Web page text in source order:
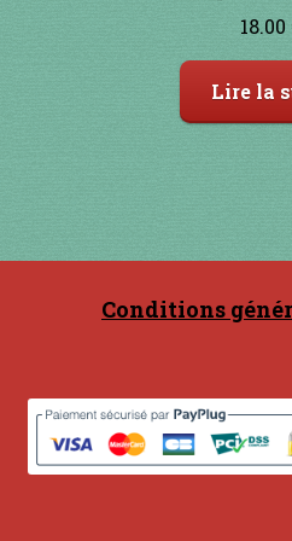
18.00
Lire la
Conditions